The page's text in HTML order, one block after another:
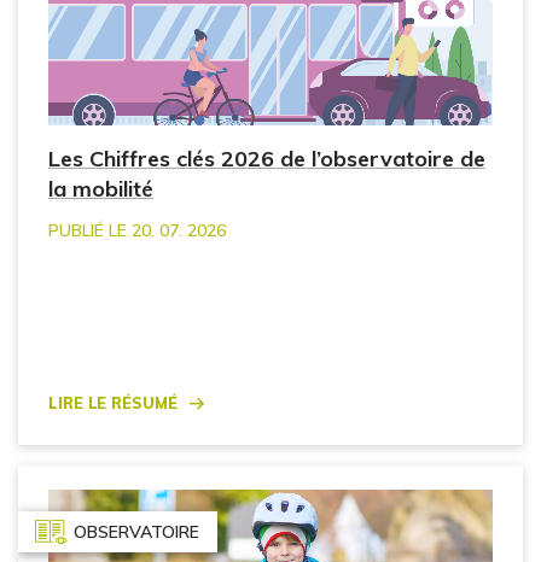
Les Chiffres clés 2026 de l’observatoire de
la mobilité
PUBLIÉ LE 20. 07. 2026
Lire le résumé
OBSERVATOIRE